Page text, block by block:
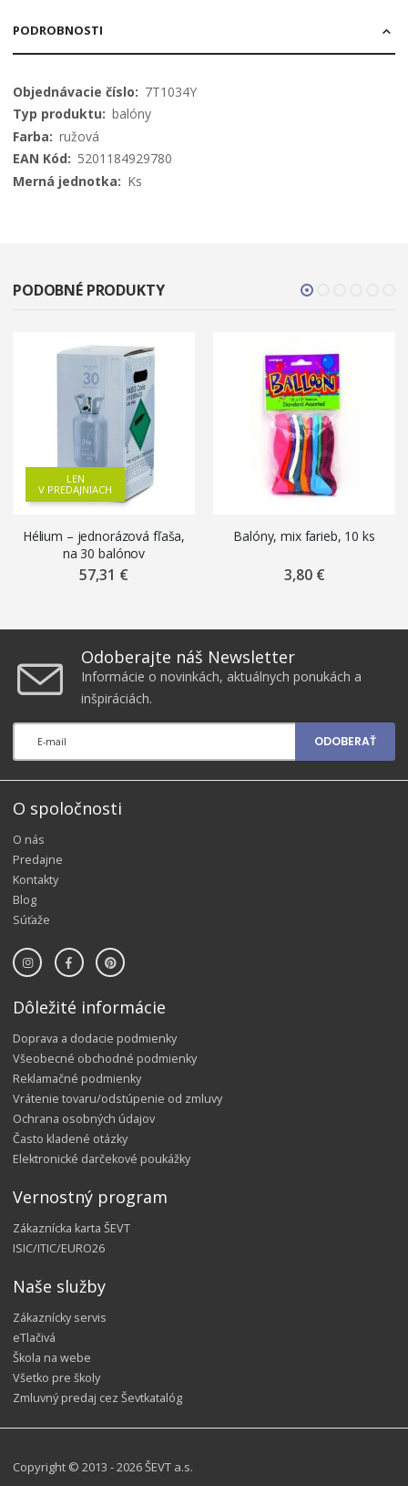
PODROBNOSTI
Viac
informácií
7T1034Y
balóny
ružová
5201184929780
Ks
PODOBNÉ PRODUKTY
LEN
V PREDAJNIACH
Hélium – jednorázová fľaša,
na 30 balónov
57,31 €
Balóny, mix farieb, 10 ks
3,80 €
Odoberajte náš Newsletter
Informácie o novinkách, aktuálnych ponukách a
inšpiráciách.
ODOBERAŤ
O spoločnosti
O nás
Predajne
Kontakty
Blog
Súťaže
Dôležité informácie
Doprava a dodacie podmienky
Všeobecné obchodné podmienky
Reklamačné podmienky
Vrátenie tovaru/odstúpenie od zmluvy
Ochrana osobných údajov
Často kladené otázky
Elektronické darčekové poukážky
Vernostný program
Zákaznícka karta ŠEVT
ISIC/ITIC/EURO26
Naše služby
Zákaznícky servis
eTlačivá
Škola na webe
Všetko pre školy
Zmluvný predaj cez Ševtkatalóg
Copyright © 2013 - 2026 ŠEVT a.s.